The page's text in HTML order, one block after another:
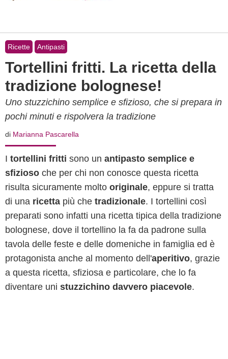
Ricette Antipasti
Tortellini fritti. La ricetta della
tradizione bolognese!
Uno stuzzichino semplice e sfizioso, che si prepara in
pochi minuti e rispolvera la tradizione
di Marianna Pascarella
I tortellini fritti sono un antipasto semplice e
sfizioso che per chi non conosce questa ricetta
risulta sicuramente molto originale, eppure si tratta
di una ricetta più che tradizionale. I tortellini così
preparati sono infatti una ricetta tipica della tradizione
bolognese, dove il tortellino la fa da padrone sulla
tavola delle feste e delle domeniche in famiglia ed è
protagonista anche al momento dell'aperitivo, grazie
a questa ricetta, sfiziosa e particolare, che lo fa
diventare uni stuzzichino davvero piacevole.